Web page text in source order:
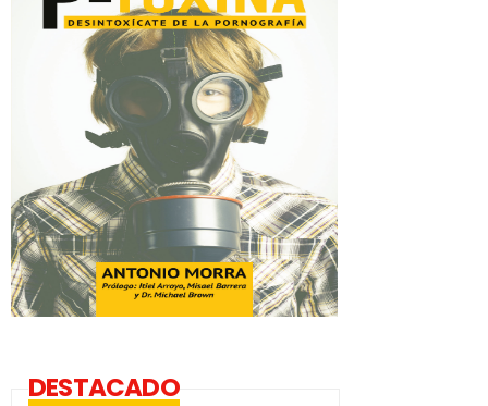
DESTACADO